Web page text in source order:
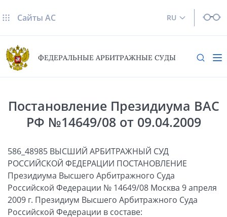
RU
Сайты AC
ФЕДЕРАЛЬНЫЕ АРБИТРАЖНЫЕ СУДЫ
Постановление Президиума ВАС
РФ №14649/08 от 09.04.2009
586_48985 ВЫСШИЙ АРБИТРАЖНЫЙ СУД
РОССИЙСКОЙ ФЕДЕРАЦИИ ПОСТАНОВЛЕНИЕ
Президиума Высшего Арбитражного Суда
Российской Федерации № 14649/08 Москва 9 апреля
2009 г. Президиум Высшего Арбитражного Суда
Российской Федерации в составе: